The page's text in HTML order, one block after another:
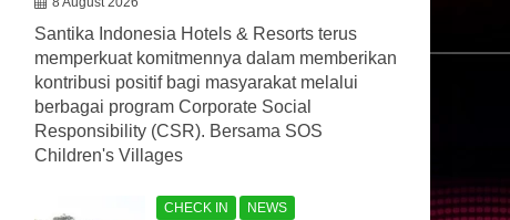
Santika Indonesia Hotels & Resorts terus
memperkuat komitmennya dalam memberikan
kontribusi positif bagi masyarakat melalui
berbagai program Corporate Social
Responsibility (CSR). Bersama SOS
Children's Villages
CHECK IN NEWS